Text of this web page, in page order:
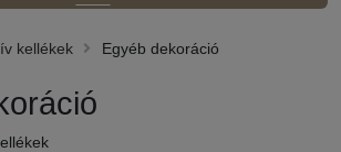
kellékek Egyéb dekoráció